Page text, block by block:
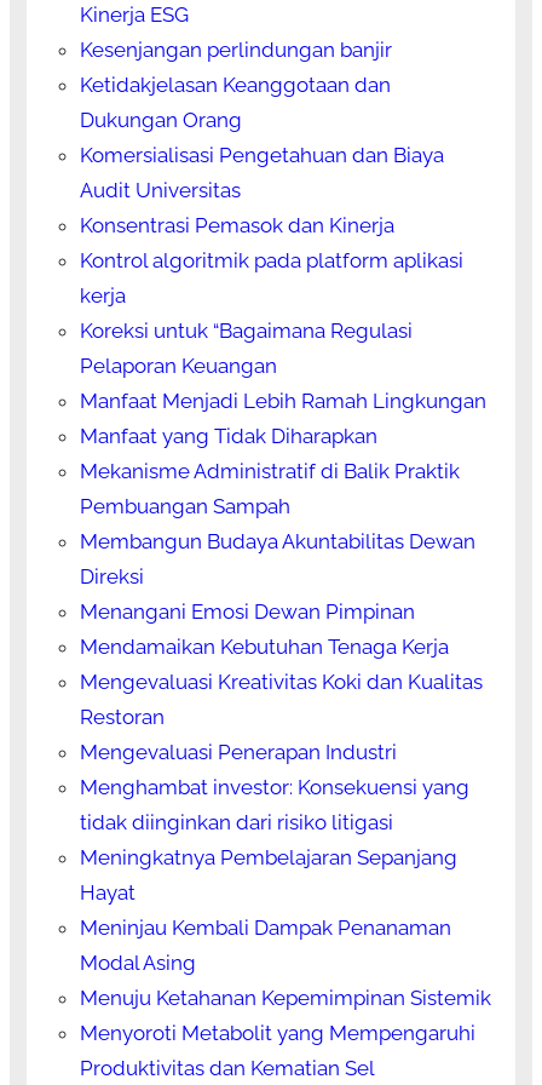
Kinerja ESG
Kesenjangan perlindungan banjir
Ketidakjelasan Keanggotaan dan
Dukungan Orang
Komersialisasi Pengetahuan dan Biaya
Audit Universitas
Konsentrasi Pemasok dan Kinerja
Kontrol algoritmik pada platform aplikasi
kerja
Koreksi untuk “Bagaimana Regulasi
Pelaporan Keuangan
Manfaat Menjadi Lebih Ramah Lingkungan
Manfaat yang Tidak Diharapkan
Mekanisme Administratif di Balik Praktik
Pembuangan Sampah
Membangun Budaya Akuntabilitas Dewan
Direksi
Menangani Emosi Dewan Pimpinan
Mendamaikan Kebutuhan Tenaga Kerja
Mengevaluasi Kreativitas Koki dan Kualitas
Restoran
Mengevaluasi Penerapan Industri
Menghambat investor: Konsekuensi yang
tidak diinginkan dari risiko litigasi
Meningkatnya Pembelajaran Sepanjang
Hayat
Meninjau Kembali Dampak Penanaman
Modal Asing
Menuju Ketahanan Kepemimpinan Sistemik
Menyoroti Metabolit yang Mempengaruhi
Produktivitas dan Kematian Sel